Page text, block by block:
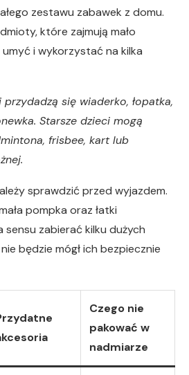
zestawu zabawek z domu.
które zajmują mało
umyć i wykorzystać na kilka
się wiaderko, łopatka,
Starsze dzieci mogą
frisbee, kart lub
sprawdzić przed wyjazdem.
pompka oraz łatki
sensu zabierać kilku dużych
będzie mógł ich bezpiecznie
Czego nie
pakować w
nadmiarze